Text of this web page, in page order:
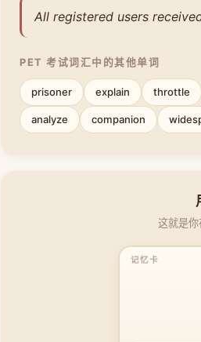
All registered users
PET 考试词汇中的其他单词
prisoner explain throttle
analyze companion
这就是